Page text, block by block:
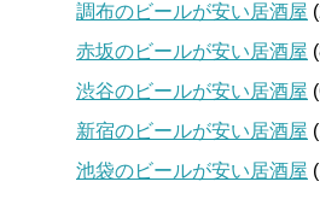
調布のビールが安い居酒屋
赤坂のビールが安い居酒屋
渋谷のビールが安い居酒屋
新宿のビールが安い居酒屋
池袋のビールが安い居酒屋